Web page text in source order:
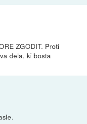
ZGODIT. Proti
dela, ki bosta